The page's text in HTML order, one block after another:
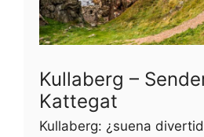
Kullaberg –
Kattegat
Kullaberg: ¿suena